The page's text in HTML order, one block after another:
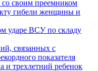
своим преемником
гибели женщины и
ударе ВСУ по складу
связанных с
показателя
трехлетний ребенок